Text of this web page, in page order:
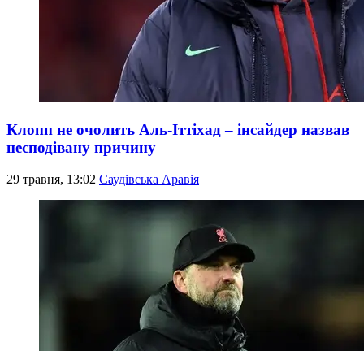
Клопп не очолить Аль-Іттіхад – інсайдер назвав
несподівану причину
29 травня, 13:02 Саудівська Аравія